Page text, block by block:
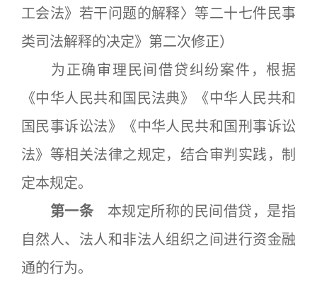
工会法》若干问题的解释〉等二十七件民事
类司法解释的决定》第二次修正）
为正确审理民间借贷纠纷案件，根据
《中华人民共和国民法典》《中华人民共和
国民事诉讼法》《中华人民共和国刑事诉讼
法》等相关法律之规定，结合审判实践，制
定本规定。
第一条 本规定所称的民间借贷，是指
自然人、法人和非法人组织之间进行资金融
通的行为。